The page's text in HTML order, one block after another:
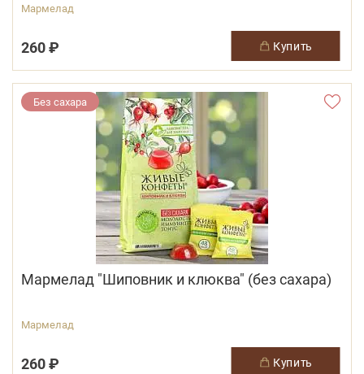
Мармелад
260 ₽ купить
Без сахара
Мармелад "Шиповник и клюква" (без сахара)
Мармелад
260 ₽ купить